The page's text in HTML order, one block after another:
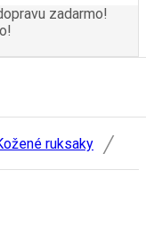
zadarmo!
ruksaky /